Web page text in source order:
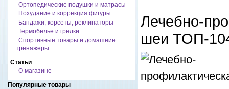
Ортопедические подушки и матрасы
Похудание и коррекция фигуры
Бандажи, корсеты, реклинаторы
Термобелье и грелки
Спортивные товары и домашние
тренажеры
Статьи
О магазине
Популярные товары
Лечебно-
шеи ТОП-